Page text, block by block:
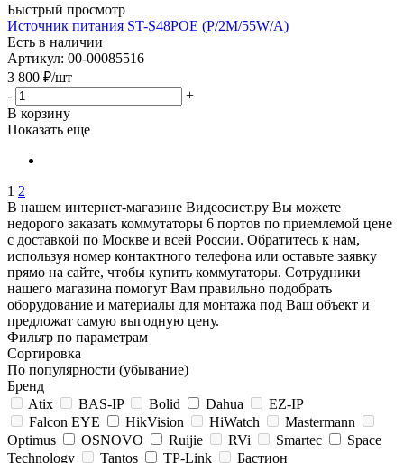
Быстрый просмотр
Источник питания ST-S48POE (P/2М/55W/А)
Есть в наличии
Артикул: 00-00085516
3 800 ₽/шт
-
+
В корзину
Показать еще
1 2
В нашем интернет-магазине Видеосист.ру Вы можете
недорого заказать коммутаторы 6 портов по приемлемой цене
с доставкой по Москве и всей России. Обратитесь к нам,
используя номер контактного телефона или оставьте заявку
прямо на сайте, чтобы купить коммутаторы. Сотрудники
нашего магазина помогут Вам правильно подобрать
оборудование и материалы для монтажа под Ваш объект и
предложат самую выгодную цену.
Фильтр по параметрам
Сортировка
По популярности (убывание)
Бренд
Atix
BAS-IP Bolid Dahua
EZ-IP
Falcon EYE
HikVision HiWatch
Mastermann
Optimus
OSNOVO Ruijie RVi Smartec
Space
Technology
Tantos TP-Link Бастион